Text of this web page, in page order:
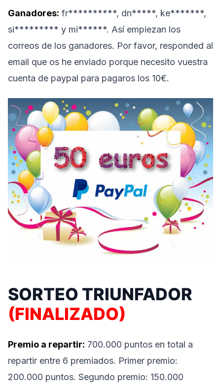
Ganadores: fr**********, dn*****, ke*******,
si********* y mi******. Así empiezan los
correos de los ganadores. Por favor, responded al
email que os he enviado porque necesito vuestra
cuenta de paypal para pagaros los 10€.
SORTEO TRIUNFADOR
(FINALIZADO)
Premio a repartir: 700.000 puntos en total a
repartir entre 6 premiados. Primer premio:
200.000 puntos. Segundo premio: 150.000